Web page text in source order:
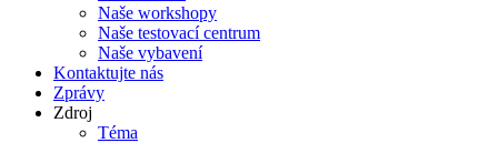
Naše workshopy
Naše testovací centrum
Naše vybavení
Kontaktujte nás
Zprávy
Zdroj
Téma